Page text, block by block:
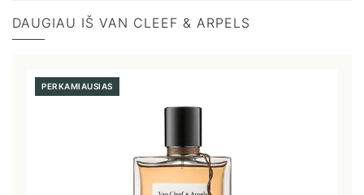
DAUGIAU IŠ VAN CLEEF & ARPELS
PERKAMIAUSIAS